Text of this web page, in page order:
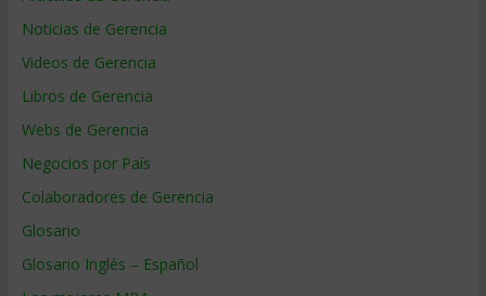
Noticias de Gerencia
Videos de Gerencia
Libros de Gerencia
Webs de Gerencia
Negocios por País
Colaboradores de Gerencia
Glosario
Glosario Inglés – Español